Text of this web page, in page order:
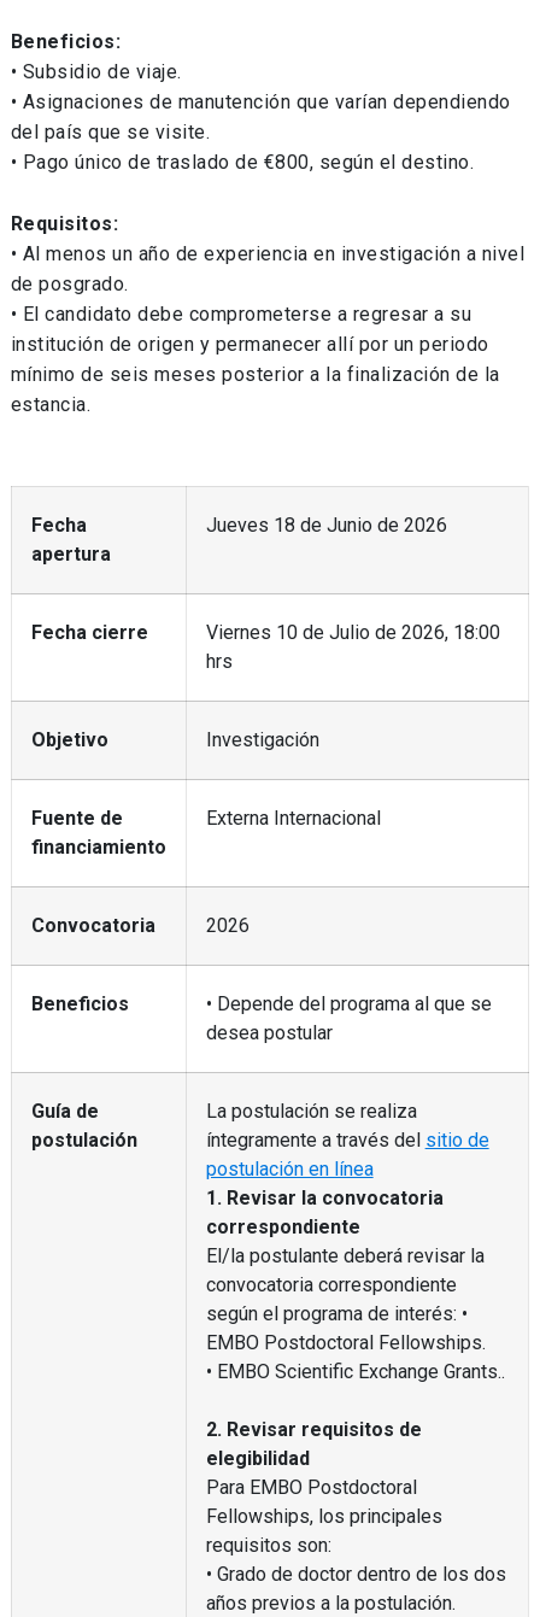
Beneficios:
• Subsidio de viaje.
• Asignaciones de manutención que varían dependiendo
del país que se visite.
• Pago único de traslado de €800, según el destino.
Requisitos:
• Al menos un año de experiencia en investigación a nivel
de posgrado.
• El candidato debe comprometerse a regresar a su
institución de origen y permanecer allí por un periodo
mínimo de seis meses posterior a la finalización de la
estancia.
Fecha
apertura
Jueves 18 de Junio de 2026
Fecha cierre
Viernes 10 de Julio de 2026, 18:00
hrs
Objetivo Investigación
Fuente de
financiamiento
Externa Internacional
Convocatoria 2026
Beneficios
• Depende del programa al que se
desea postular
Guía de
postulación
La postulación se realiza
íntegramente a través del sitio de
postulación en línea
1. Revisar la convocatoria
correspondiente
El/la postulante deberá revisar la
convocatoria correspondiente
según el programa de interés: •
EMBO Postdoctoral Fellowships.
• EMBO Scientific Exchange Grants..
2. Revisar requisitos de
elegibilidad
Para EMBO Postdoctoral
Fellowships, los principales
requisitos son:
• Grado de doctor dentro de los dos
años previos a la postulación.